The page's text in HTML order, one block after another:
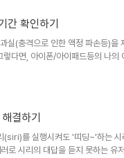
간 확인하기
실(충격으로 인한 액정 파손등)을
다면, 아이폰/아이패드등의 나의
데요, 우선 시리얼번호(IMEI)를 알
확인해 봅시다. 01. 시리얼번호
홈페이지로 이동합니다. https://c..
결하기
(siri)를 실행시켜도 '띠딩~'하는 시
로 시리의 대답을 듣지 못하는 유